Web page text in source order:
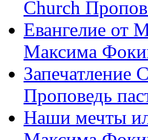
Church
Евангелие от
Максима
Запечатление
Проповедь
Наши мечты